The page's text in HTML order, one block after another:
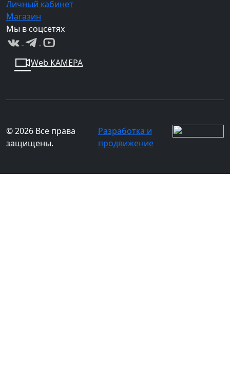
Личный кабинет
Магазин
Мы в соцсетях
Web КАМЕРА
© 2026 Все права
защищены.
Разработка и
продвижение